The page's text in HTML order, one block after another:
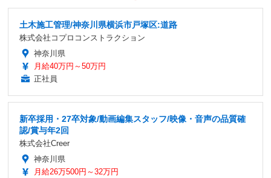
土木施工管理/神奈川県横浜市戸塚区:道路
株式会社コプロコンストラクション
神奈川県
月給40万円～50万円
正社員
新卒採用・27卒対象/動画編集スタッフ/映像・音声の品質確
認/賞与年2回
株式会社Creer
神奈川県
月給26万500円～32万円